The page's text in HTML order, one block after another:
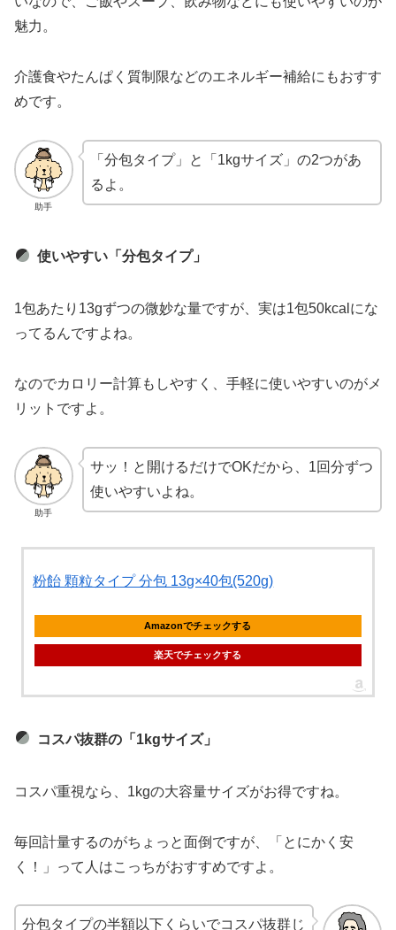
魅力。
介護食やたんぱく質制限などのエネルギー補給にもおすす
めです。
助手
「分包タイプ」と「1kgサイズ」の2つがあ
るよ。
使いやすい「分包タイプ」
1包あたり13gずつの微妙な量ですが、実は1包50kcalにな
ってるんですよね。
なのでカロリー計算もしやすく、手軽に使いやすいのがメ
リットですよ。
助手
サッ！と開けるだけでOKだから、1回分ずつ
使いやすいよね。
粉飴 顆粒タイプ 分包 13g×40包(520g)
Amazonでチェックする
楽天でチェックする
コスパ抜群の「1kgサイズ」
コスパ重視なら、1kgの大容量サイズがお得ですね。
毎回計量するのがちょっと面倒ですが、「とにかく安
く！」って人はこっちがおすすめですよ。
分包タイプの半額以下くらいでコスパ抜群じ